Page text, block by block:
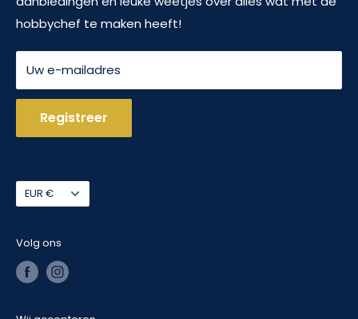
Van complete serviessets tot avocadosnijders, van
Algemene voorwaarden
Servicevoorwaarden
hobbychef te maken heeft!
Uw e-mailadres
Registreer
Valuta
EUR €
Volg ons